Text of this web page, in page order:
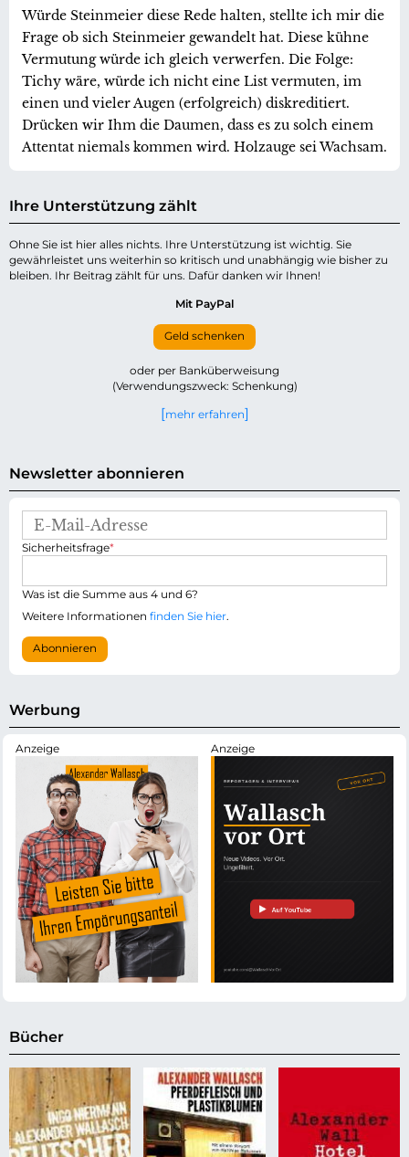
Würde Steinmeier diese Rede halten, stellte ich mir die
Frage ob sich Steinmeier gewandelt hat. Diese kühne
Vermutung würde ich gleich verwerfen. Die Folge:
Tichy wäre, würde ich nicht eine List vermuten, im
einen und vieler Augen (erfolgreich) diskreditiert.
Drücken wir Ihm die Daumen, dass es zu solch einem
Attentat niemals kommen wird. Holzauge sei Wachsam.
Ihre Unterstützung zählt
Ohne Sie ist hier alles nichts. Ihre Unterstützung ist wichtig. Sie
gewährleistet uns weiterhin so kritisch und unabhängig wie bisher zu
bleiben. Ihr Beitrag zählt für uns. Dafür danken wir Ihnen!
Mit PayPal
Geld schenken
oder per Banküberweisung
(Verwendungszweck: Schenkung)
mehr erfahren
Newsletter abonnieren
M
l
-
d
r
s
e
P
i
h
t
f
d
Sicherheitsfrage*
Was ist die Summe aus 4 und 6?
Weitere Informationen finden Sie hier.
Abonnieren
Werbung
Bücher